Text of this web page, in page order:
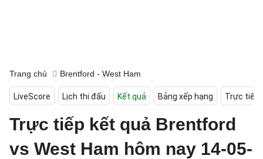
Trang chủ Brentford - West Ham
LiveScore Lịch thi đấu Kết quả Bảng xếp hạng Trực tiếp
Trực tiếp kết quả Brentford
vs West Ham hôm nay 14-05-